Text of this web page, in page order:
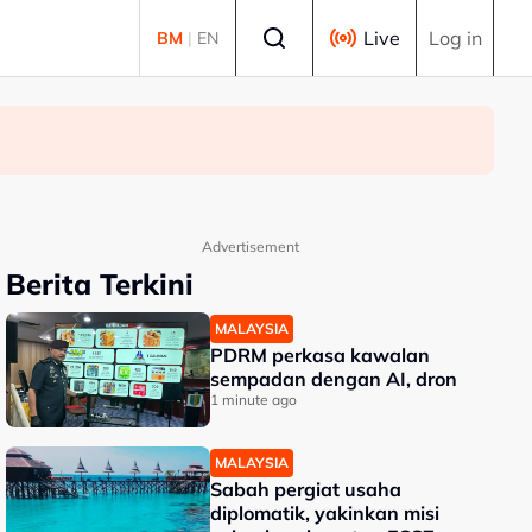
BM | EN Live Log in
Advertisement
Berita Terkini
MALAYSIA
PDRM perkasa kawalan
sempadan dengan AI, dron
1 minute ago
MALAYSIA
Sabah pergiat usaha
diplomatik, yakinkan misi